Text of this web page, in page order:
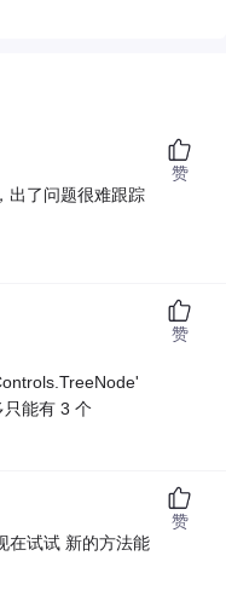
出了问题很难跟踪
赞
只能有 3 个
赞
在试试 新的方法能
赞